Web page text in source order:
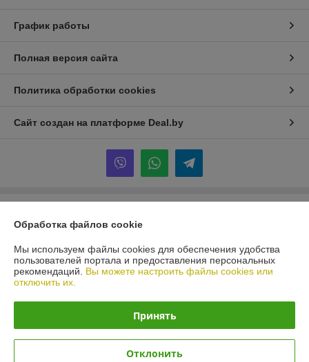
График работы
Полная версия сайта
Политика обработки cookies
Сайт создан на платформе Deal.by
Минская обл., Минский район, дер. Дубовляны, ул. Центральная, д. 3
Регистрационный номер ЕГР: 191300223
Регистрационный орган: Мингорисполком
Местонахождение книги жалоб и предложений: Минская обл., Минский
Обработка файлов cookie
Мы используем файлы cookies для обеспечения удобства
пользователей портала и предоставления персональных
рекомендаций. Вы можете настроить файлы cookies или
отключить их.
Принять
Отклонить